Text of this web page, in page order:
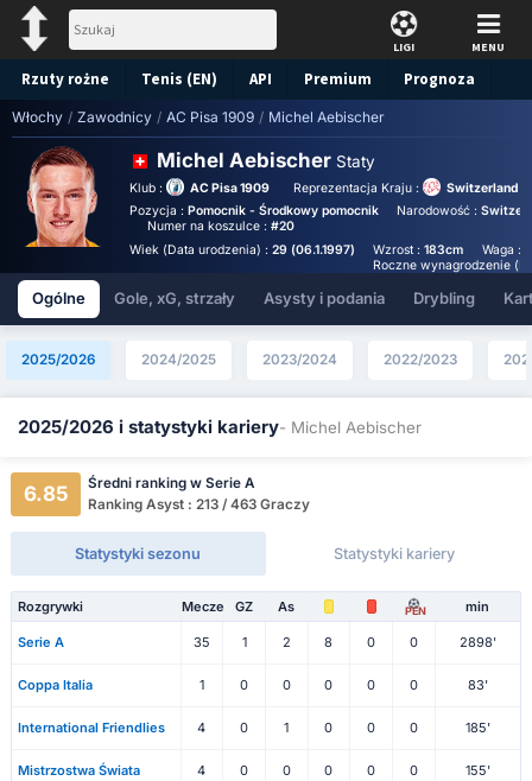
LIGI MENU
Rzuty rożne Tenis (EN) API Premium Prognoza
Włochy / Zawodnicy / AC Pisa 1909 / Michel Aebischer
Michel Aebischer Staty
Klub : AC Pisa 1909 Reprezentacja Kraju :
Switzerland
Pozycja : Pomocnik - Środkowy pomocnik Narodowość :
Numer na koszulce :#20
Wiek (Data urodzenia) : 29 (06.1.1997) Wzrost :183cm Waga :
Roczne wynagrodzenie
Ogólne Gole, xG, strzały Asysty i podania Drybling
2025/2026 2024/2025 2023/2024 2022/2023
2025/2026 i statystyki kariery- Michel Aebischer
6.85
Średni ranking w Serie A
Ranking Asyst : 213 / 463 Graczy
Statystyki sezonu Statystyki kariery
Rozgrywki Mecze GZ As PEN min
Serie A 35 1 2 8 0 0 2898'
Coppa Italia 1 0 0 0 0 0 83'
International Friendlies 4 0 1 0 0 0 185'
Mistrzostwa Świata 4 0 0 0 0 0 155'